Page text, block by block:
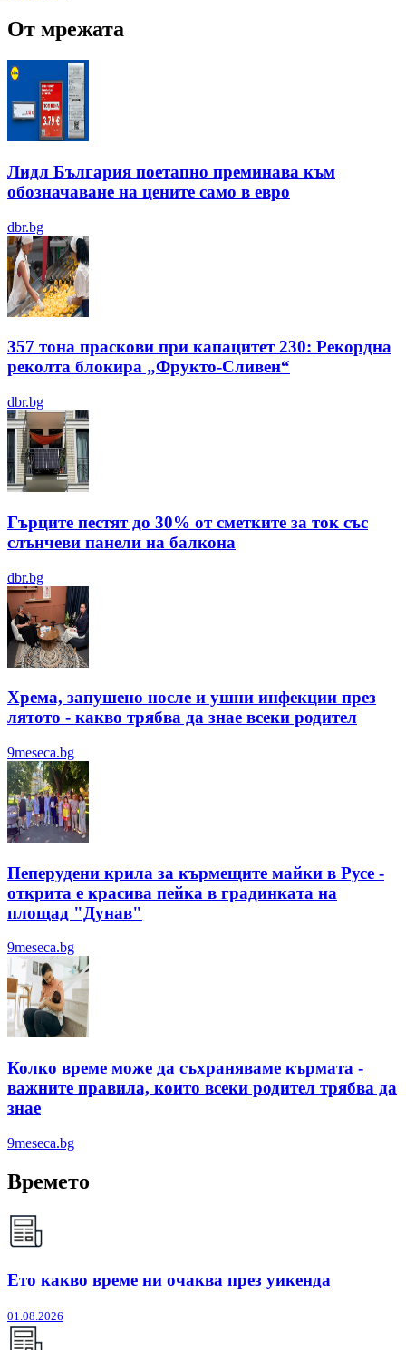
От мрежата
Лидл България поетапно преминава към
обозначаване на цените само в евро
dbr.bg
357 тона праскови при капацитет 230: Рекордна
реколта блокира „Фрукто-Сливен“
dbr.bg
Гърците пестят до 30% от сметките за ток със
слънчеви панели на балкона
dbr.bg
Хрема, запушено носле и ушни инфекции през
лятотo - какво трябва да знае всеки родител
9meseca.bg
Пеперудени крила за кърмещите майки в Русе -
открита е красива пейка в градинката на
площад "Дунав"
9meseca.bg
Колко време може да съхраняваме кърмата -
важните правила, които всеки родител трябва да
знае
9meseca.bg
Времето
Ето какво време ни очаква през уикенда
01.08.2026